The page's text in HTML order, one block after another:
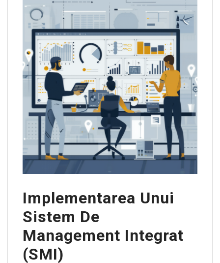
Implementarea Unui
Sistem De
Management Integrat
(SMI)